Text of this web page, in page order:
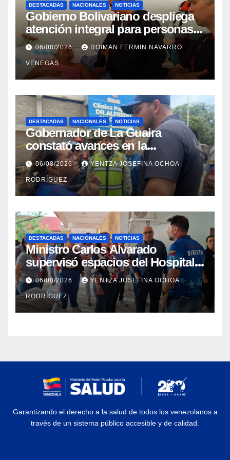
DESTACADAS NACIONALES NOTICIAS
Gobierno Bolivariano despliega
atención integral para personas
con discapacidad en
campamentos de La Guaira
06/08/2026 ROIMAN FERMIN NAVARRO
VENEGAS
DESTACADAS NACIONALES NOTICIAS
Gobernador de La Guaira
constató avances en la
rehabilitación del Hospitalito de
Catia la Mar
06/08/2026 YENTZA JOSEFINA OCHOA
RODRÍGUEZ
DESTACADAS NACIONALES NOTICIAS
Ministro Carlos Alvarado
supervisó espacios del Hospital
Dermatológico Dr. Martín Vegas
en La Guaira
06/08/2026 YENTZA JOSEFINA OCHOA
RODRÍGUEZ
Garantizando el derecho a la salud de todos los venezolanos a
través de un sistema público accesible y de calidad.